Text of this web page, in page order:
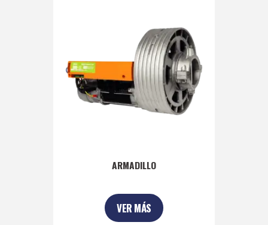
ARMADILLO
VER MÁS